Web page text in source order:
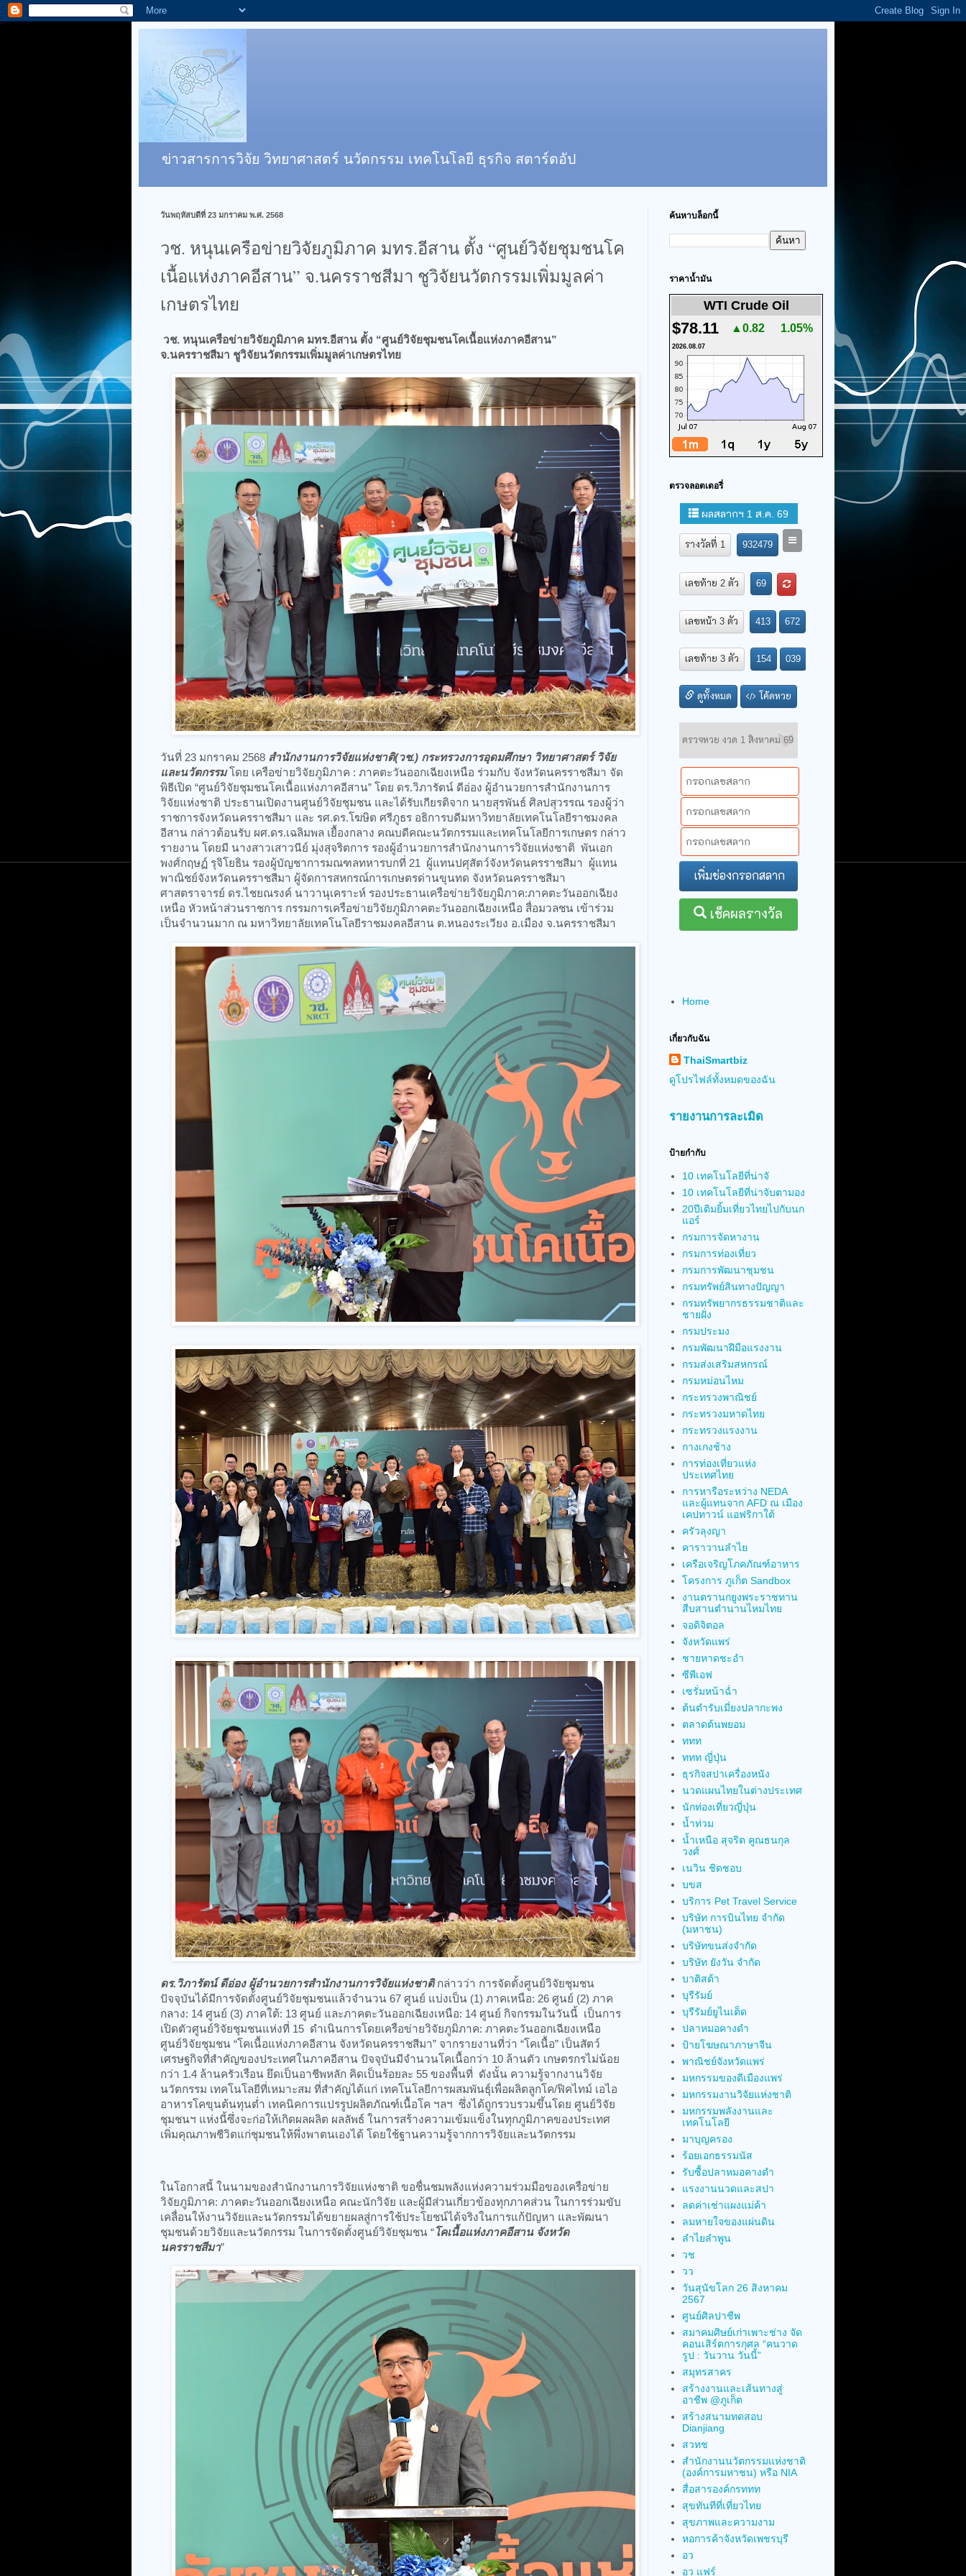
ข่าวสารการวิจัย วิทยาศาสตร์ นวัตกรรม เทคโนโลยี ธุรกิจ สตาร์ตอัป
วันพฤหัสบดีที่ 23 มกราคม พ.ศ. 2568
วช. หนุนเครือข่ายวิจัยภูมิภาค มทร.อีสาน ตั้ง “ศูนย์วิจัยชุมชนโค
เนื้อแห่งภาคอีสาน” จ.นครราชสีมา ชูวิจัยนวัตกรรมเพิ่มมูลค่า
เกษตรไทย
วช. หนุนเครือข่ายวิจัยภูมิภาค มทร.อีสาน ตั้ง “ศูนย์วิจัยชุมชนโคเนื้อแห่งภาคอีสาน”
จ.นครราชสีมา ชูวิจัยนวัตกรรมเพิ่มมูลค่าเกษตรไทย
วันที่ 23 มกราคม 2568 สำนักงานการวิจัยแห่งชาติ(วช.) กระทรวงการอุดมศึกษา วิทยาศาสตร์ วิจัย
และนวัตกรรมโดย เครือข่ายวิจัยภูมิภาค : ภาคตะวันออกเฉียงเหนือ ร่วมกับ จังหวัดนครราชสีมา จัด
พิธีเปิด “ศูนย์วิจัยชุมชนโคเนื้อแห่งภาคอีสาน” โดย ดร.วิภารัตน์ ดีอ่อง ผู้อำนวยการสำนักงานการ
วิจัยแห่งชาติ ประธานเปิดงานศูนย์วิจัยชุมชน และได้รับเกียรติจาก นายสุรพันธ์ ศิลปสุวรรณ รองผู้ว่า
ราชการจังหวัดนครราชสีมา และ รศ.ดร.โฆษิต ศรีภูธร อธิการบดีมหาวิทยาลัยเทคโนโลยีราชมงคล
อีสาน กล่าวต้อนรับ ผศ.ดร.เฉลิมพล เยื้องกลาง คณบดีคณะนวัตกรรมและเทคโนโลยีการเกษตร กล่าว
รายงาน โดยมี นางสาวเสาวนีย์ มุ่งสุจริตการ รองผู้อำนวยการสำนักงานการวิจัยแห่งชาติ พันเอก
พงศ์กฤษฏ์ รุจิโยธิน รองผู้บัญชาการมณฑลทหารบกที่ 21 ผู้แทนปศุสัตว์จังหวัดนครราชสีมา ผู้แทน
พาณิชย์จังหวัดนครราชสีมา ผู้จัดการสหกรณ์การเกษตรด่านขุนทด จังหวัดนครราชสีมา
ศาสตราจารย์ ดร.ไชยณรงค์ นาวานุเคราะห์ รองประธานเครือข่ายวิจัยภูมิภาค:ภาคตะวันออกเฉียง
เหนือ หัวหน้าส่วนราชการ กรรมการเครือข่ายวิจัยภูมิภาคตะวันออกเฉียงเหนือ สื่อมวลชน เข้าร่วม
เป็นจำนวนมาก ณ มหาวิทยาลัยเทคโนโลยีราชมงคลอีสาน ต.หนองระเวียง อ.เมือง จ.นครราชสีมา
ดร.วิภารัตน์ ดีอ่อง ผู้อำนวยการสำนักงานการวิจัยแห่งชาติกล่าวว่า การจัดตั้งศูนย์วิจัยชุมชน
ปัจจุบันได้มีการจัดตั้งศูนย์วิจัยชุมชนแล้วจำนวน 67 ศูนย์ แบ่งเป็น (1) ภาคเหนือ: 26 ศูนย์ (2) ภาค
กลาง: 14 ศูนย์ (3) ภาคใต้: 13 ศูนย์ และภาคตะวันออกเฉียงเหนือ: 14 ศูนย์ กิจกรรมในวันนี้ เป็นการ
เปิดตัวศูนย์วิจัยชุมชนแห่งที่ 15 ดำเนินการโดยเครือข่ายวิจัยภูมิภาค: ภาคตะวันออกเฉียงเหนือ
ศูนย์วิจัยชุมชน “โคเนื้อแห่งภาคอีสาน จังหวัดนครราชสีมา” จากรายงานที่ว่า “โคเนื้อ” เป็นสัตว์
เศรษฐกิจที่สำคัญของประเทศในภาคอีสาน ปัจจุบันมีจำนวนโคเนื้อกว่า 10 ล้านตัว เกษตรกรไม่น้อย
กว่า 1.4 ล้านครัวเรือน ยึดเป็นอาชีพหลัก คิดเป็นร้อยละ 55 ของพื้นที่ ดังนั้น ความรู้จากงานวิจัย
นวัตกรรม เทคโนโลยีที่เหมาะสม ที่สำคัญได้แก่ เทคโนโลยีการผสมพันธุ์เพื่อผลิตลูกโค/ฟิคไทม์ เอไอ
อาหารโคขุนต้นทุนต่ำ เทคนิคการแปรรูปผลิตภัณฑ์เนื้อโค ฯลฯ ซึ่งได้ถูกรวบรวมขึ้นโดย ศูนย์วิจัย
ชุมชนฯ แห่งนี้ซึ่งจะก่อให้เกิดผลผลิต ผลลัพธ์ ในการสร้างความเข้มแข็งในทุกภูมิภาคของประเทศ
เพิ่มคุณภาพชีวิตแก่ชุมชนให้พึ่งพาตนเองได้ โดยใช้ฐานความรู้จากการวิจัยและนวัตกรรม
ในโอกาสนี้ ในนามของสำนักงานการวิจัยแห่งชาติ ขอชื่นชมพลังแห่งความร่วมมือของเครือข่าย
วิจัยภูมิภาค: ภาคตะวันออกเฉียงเหนือ คณะนักวิจัย และผู้มีส่วนเกี่ยวข้องทุกภาคส่วน ในการร่วมขับ
เคลื่อนให้งานวิจัยและนวัตกรรมได้ขยายผลสู่การใช้ประโยชน์ได้จริงในการแก้ปัญหา และพัฒนา
ชุมชนด้วยวิจัยและนวัตกรรม ในการจัดตั้งศูนย์วิจัยชุมชน “โคเนื้อแห่งภาคอีสาน จังหวัด
นครราชสีมา”
ค้นหาบล็อกนี้
ราคาน้ำมัน
WTI Crude Oil
$78.11 ▲0.82 1.05%
2026.08.07
ตรวจลอตเตอรี่
Home
เกี่ยวกับฉัน
ThaiSmartbiz
ดูโปรไฟล์ทั้งหมดของฉัน
รายงานการละเมิด
ป้ายกำกับ
10 เทคโนโลยีที่น่าจั
10 เทคโนโลยีที่น่าจับตามอง
20ปีเติมยิ้มเที่ยวไทยไปกับนก
แอร์
กรมการจัดหางาน
กรมการท่องเที่ยว
กรมการพัฒนาชุมชน
กรมทรัพย์สินทางปัญญา
กรมทรัพยากรธรรมชาติและ
ชายฝั่ง
กรมประมง
กรมพัฒนาฝีมือแรงงาน
กรมส่งเสริมสหกรณ์
กรมหม่อนไหม
กระทรวงพาณิชย์
กระทรวงมหาดไทย
กระทรวงแรงงาน
กางเกงช้าง
การท่องเที่ยวแห่ง
ประเทศไทย
การหารือระหว่าง NEDA
และผู้แทนจาก AFD ณ เมือง
เคปทาวน์ แอฟริกาใต้
ครัวลุงญา
คาราวานลำไย
เครือเจริญโภคภัณฑ์อาหาร
โครงการ ภูเก็ต Sandbox
งานตรานกยูงพระราชทาน
สืบสานตำนานไหมไทย
จอดิจิตอล
จังหวัดแพร่
ชายหาดชะอำ
ซีพีเอฟ
เซรั่มหน้าฉ่ำ
ต้นตำรับเมี่ยงปลากะพง
ตลาดต้นพยอม
ททท
ททท ญี่ปุ่น
ธุรกิจสปาเครื่องหนัง
นวดแผนไทยในต่างประเทศ
นักท่องเที่ยวญี่ปุ่น
น้ำท่วม
น้ำเหนือ สุจริต คูณธนกุล
วงศ์
เนวิน ชิดชอบ
บขส
บริการ Pet Travel Service
บริษัท การบินไทย จำกัด
(มหาชน)
บริษัทขนส่งจำกัด
บริษัท ยังวัน จำกัด
บาติสต้า
บุรีรัมย์
บุรีรัมย์ยูไนเต็ด
ปลาหมอคางดำ
ป้ายโฆษณาภาษาจีน
พาณิชย์จังหวัดแพร่
มหกรรมของดีเมืองแพร่
มหกรรมงานวิจัยแห่งชาติ
มหกรรมพลังงานและ
เทคโนโลยี
มาบุญครอง
ร้อยเอกธรรมนัส
รับซื้อปลาหมอคางดำ
แรงงานนวดและสปา
ลดค่าเช่าแผงแม่ค้า
ลมหายใจของแผ่นดิน
ลำไยลำพูน
วช
วว
วันสุนัขโลก 26 สิงหาคม
2567
ศูนย์ศิลปาชีพ
สมาคมศิษย์เก่าเพาะช่าง จัด
คอนเสิร์ตการกุศล “คนวาด
รูป : วันวาน วันนี้”
สมุทรสาคร
สร้างงานและเส้นทางสู่
อาชีพ @ภูเก็ต
สร้างสนามทดสอบ
Dianjiang
สวทช
สำนักงานนวัตกรรมแห่งชาติ
(องค์การมหาชน) หรือ NIA
สื่อสารองค์กรททท
สุขทันทีที่เที่ยวไทย
สุขภาพและความงาม
หอการค้าจังหวัดเพชรบุรี
อว
อว แฟร์